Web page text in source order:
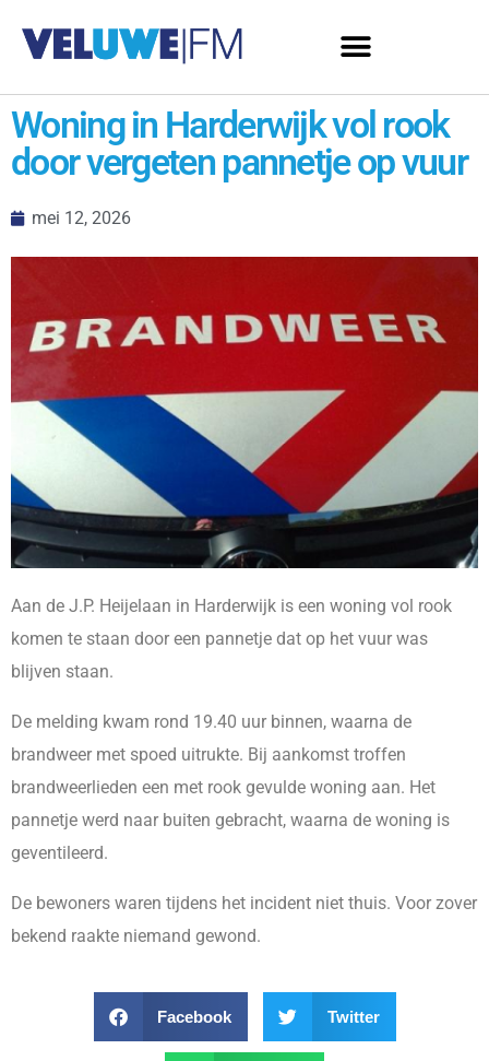
Woning in Harderwijk vol rook
door vergeten pannetje op vuur
mei 12, 2026
Aan de J.P. Heijelaan in Harderwijk is een woning vol rook
komen te staan door een pannetje dat op het vuur was
blijven staan.
De melding kwam rond 19.40 uur binnen, waarna de
brandweer met spoed uitrukte. Bij aankomst troffen
brandweerlieden een met rook gevulde woning aan. Het
pannetje werd naar buiten gebracht, waarna de woning is
geventileerd.
De bewoners waren tijdens het incident niet thuis. Voor zover
bekend raakte niemand gewond.
Facebook Twitter